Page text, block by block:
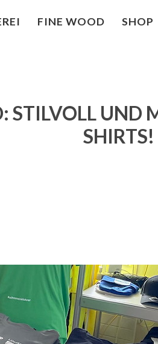
FINE WOOD SHOP
STILVOLL UND
SHIRTS!